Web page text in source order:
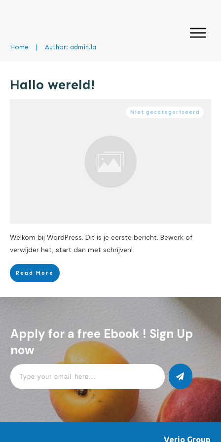
Home Author: admin.la
Hallo wereld!
Niet gecategoriseerd
Welkom bij WordPress. Dit is je eerste bericht. Bewerk of
verwijder het, start dan met schrijven!
Read More
Apply for a free Ebook ! Sign Up
now
Verjo Group